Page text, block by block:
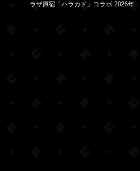
ラザ原宿「ハラカド」コラボ 2026年...